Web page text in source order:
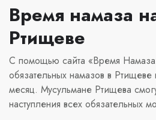
Время намаза
Ртищеве
С помощью сайта «Время
обязательных намазов в Ртищеве
месяц. Мусульмане Ртищева
наступления всех обязательных